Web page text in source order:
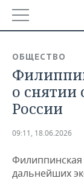
ТАТАРСТАН
НОВОСТИ
АНАЛИТИКА
ДЕКЛАРАЦИИ
КОРОЛИ
НОВОСТИ
ФИНАНСЫ
НОВОСТИ
ОБЩЕСТВО
о снятии
России
09:11, 18.06.2026
Филиппинская
дальнейших